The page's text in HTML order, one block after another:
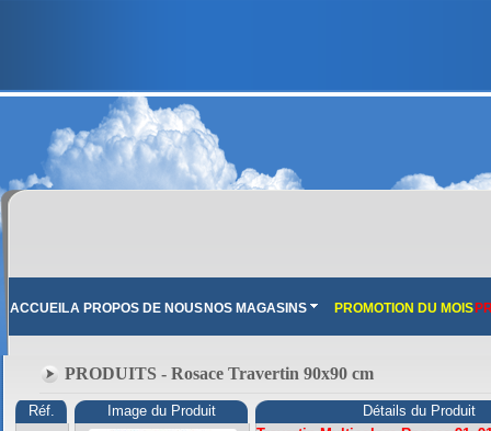
ACCUEILA PROPOS DE NOUS NOS MAGASINS PROMOTION DU MOIS
PRODUITS - Rosace Travertin 90x90 cm
Réf. Image du Produit Détails du Produit